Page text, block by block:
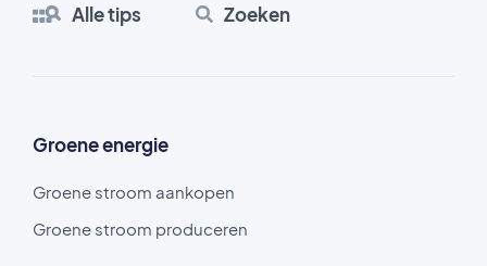
Alle tips
Zoeken
Groene energie
Groene stroom aankopen
Groene stroom produceren